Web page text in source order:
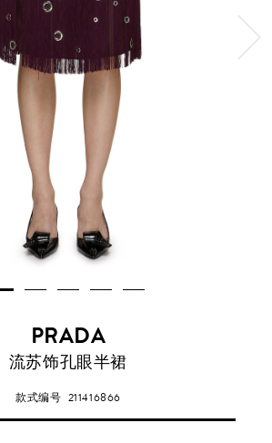
PRADA
流苏饰孔眼半裙
款式编号 211416866